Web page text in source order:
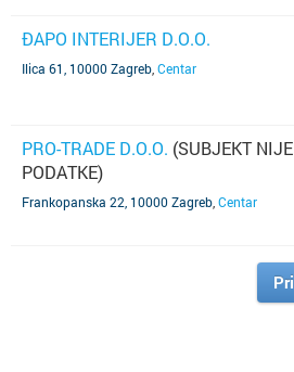
ĐAPO INTERIJER D.O.O.
Ilica 61, 10000 Zagreb Centar
PRO-TRADE D.O.O. (SUBJEKT
PODATKE)
Frankopanska 22, 10000 Zagreb Centar